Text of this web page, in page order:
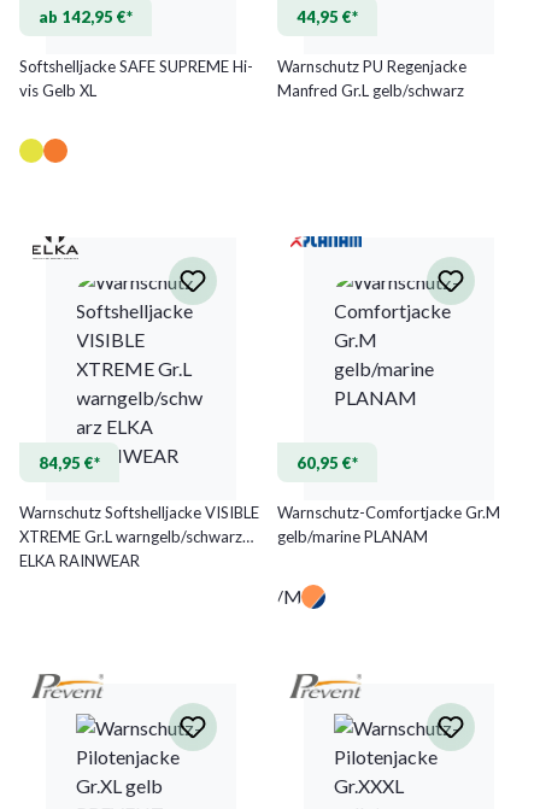
ab 142,95 €*
Softshelljacke SAFE SUPREME Hi-
vis Gelb XL
44,95 €*
Warnschutz PU Regenjacke
Manfred Gr.L gelb/schwarz
84,95 €*
Warnschutz Softshelljacke VISIBLE
XTREME Gr.L warngelb/schwarz
ELKA RAINWEAR
60,95 €*
Warnschutz-Comfortjacke Gr.M
gelb/marine PLANAM
Gelb/Marine